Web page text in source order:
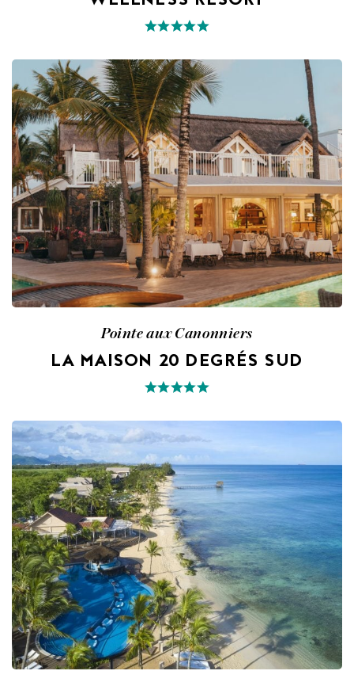
Pointe aux Canonniers
LA MAISON 20 DEGRÉS SUD